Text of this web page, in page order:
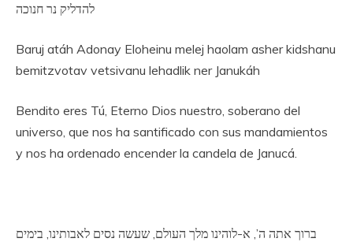
להדליק נר חנוכה
Baruj atáh Adonay Eloheinu melej haolam asher kidshanu
bemitzvotav vetsivanu lehadlik ner Janukáh
Bendito eres Tú, Eterno Dios nuestro, soberano del
universo, que nos ha santificado con sus mandamientos
y nos ha ordenado encender la candela de Janucá.
ברוך אתה ה’, א-לוהינו מלך העולם, שעשה נסים לאבותינו, בימים